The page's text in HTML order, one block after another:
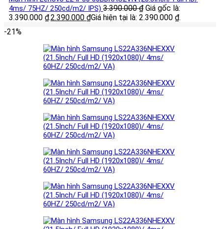
4ms/ 75HZ/ 250cd/m2/ IPS) 3.390.000₫ Giá gốc là:
3.390.000 ₫.2.390.000 ₫Giá hiện tại là: 2.390.000 ₫.
-21%